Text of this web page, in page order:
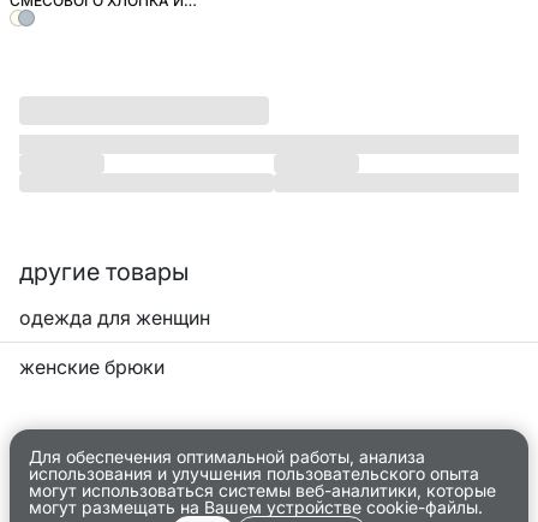
ТЕНСЕЛА
другие товары
одежда для женщин
женские брюки
Для обеспечения оптимальной работы, анализа
использования и улучшения пользовательского опыта
могут использоваться системы веб-аналитики, которые
могут размещать на Вашем устройстве cookie-файлы.